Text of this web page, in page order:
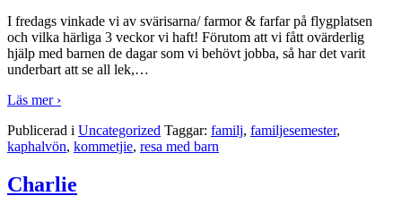
I fredags vinkade vi av svärisarna/ farmor & farfar på flygplatsen
och vilka härliga 3 veckor vi haft! Förutom att vi fått ovärderlig
hjälp med barnen de dagar som vi behövt jobba, så har det varit
underbart att se all lek,…
Läs mer ›
Publicerad i Uncategorized Taggar: familj, familjesemester,
kaphalvön, kommetjie, resa med barn
Charlie